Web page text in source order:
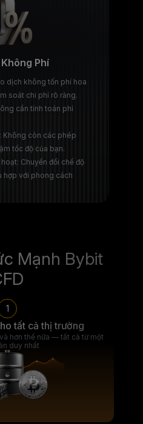
Phí
dịch không tốn phí hoa
soát chi phí rõ ràng.
cần tính toán phí
Không còn các phép
tốc độ của bạn.
Chuyển đổi chế độ
hợp với phong cách
Mạnh Bybit
1
tất cả thị trường
hơn thế nữa — tất cả từ một
duy nhất